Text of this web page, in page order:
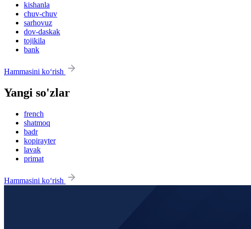
kishanla
chuv-chuv
sarhovuz
dov-daskak
tojikila
bank
Hammasini ko‘rish
Yangi so'zlar
french
shatmoq
badr
kopirayter
lavak
primat
Hammasini ko‘rish